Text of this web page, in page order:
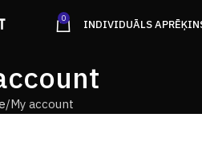
0 INDIVIDUĀLS
My account